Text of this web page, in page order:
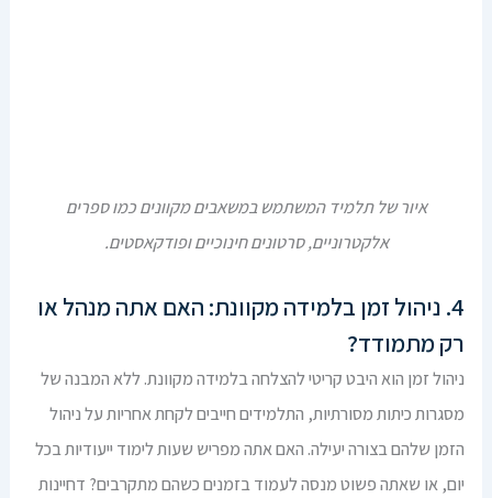
איור של תלמיד המשתמש במשאבים מקוונים כמו ספרים
אלקטרוניים, סרטונים חינוכיים ופודקאסטים.
4. ניהול זמן בלמידה מקוונת: האם אתה מנהל או
רק מתמודד?
ניהול זמן הוא היבט קריטי להצלחה בלמידה מקוונת. ללא המבנה של
מסגרות כיתות מסורתיות, התלמידים חייבים לקחת אחריות על ניהול
הזמן שלהם בצורה יעילה. האם אתה מפריש שעות לימוד ייעודיות בכל
יום, או שאתה פשוט מנסה לעמוד בזמנים כשהם מתקרבים? דחיינות